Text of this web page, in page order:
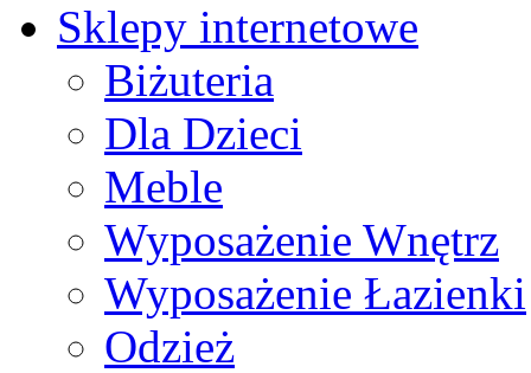
Sklepy internetowe
Biżuteria
Dla Dzieci
Meble
Wyposażenie Wnętrz
Wyposażenie Łazienki
Odzież